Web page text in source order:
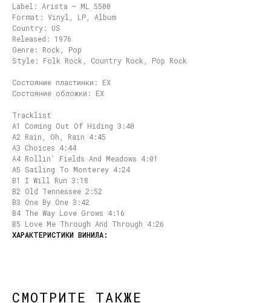
Label: Arista – ML 5500
Format: Vinyl, LP, Album
Country: US
Released: 1976
Genre: Rock, Pop
Style: Folk Rock, Country Rock, Pop Rock
Состояние пластинки: EX
Состояние обложки: EX
Tracklist
A1 Coming Out Of Hiding 3:40
A2 Rain, Oh, Rain 4:45
A3 Choices 4:44
A4 Rollin' Fields And Meadows 4:01
A5 Sailing To Monterey 4:24
B1 I Will Run 3:18
B2 Old Tennessee 2:52
B3 One By One 3:42
B4 The Way Love Grows 4:16
B5 Love Me Through And Through 4:26
СМОТРИТЕ ТАКЖЕ